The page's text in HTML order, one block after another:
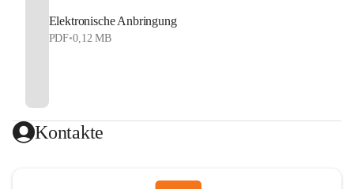
Elektronische Anbringung
PDF•0,12 MB
Kontakte